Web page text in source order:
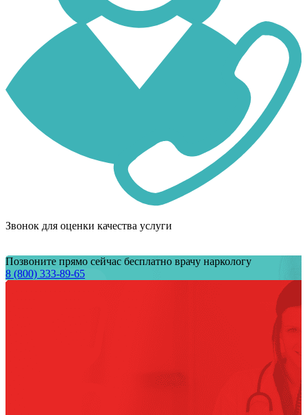
Звонок для оценки качества услуги
Позвоните прямо сейчас бесплатно врачу наркологу
8 (800) 333-89-65